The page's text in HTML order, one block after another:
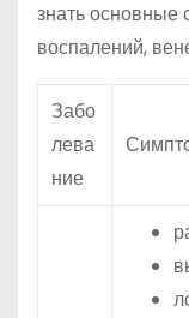
знать
воспалений,
Забо
лева
ние